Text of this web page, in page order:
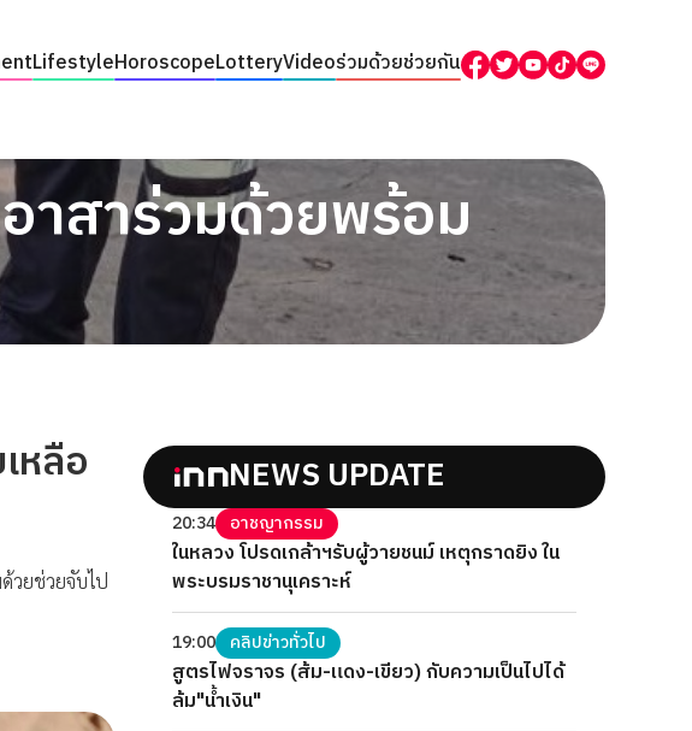
LifestyleHoroscopeLotteryVideoร่วมด้วยช่วยกัน
าสาร่วมด้วยพร้อม
หลือ
วยช่วยจับไป
NEWS UPDATE
20:34 อาชญากรรม
ในหลวง โปรดเกล้าฯรับผู้วายชนม์ เหตุกราดยิง ใน
พระบรมราชานุเคราะห์
19:00 คลิปข่าวทั่วไป
สูตรไฟจราจร (ส้ม-แดง-เขียว) กับความเป็นไปได้
ล้ม"น้ำเงิน"